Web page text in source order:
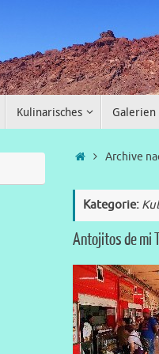
Kulinarisches Galerien
Archive
Kategorie:
Antojitos de mi